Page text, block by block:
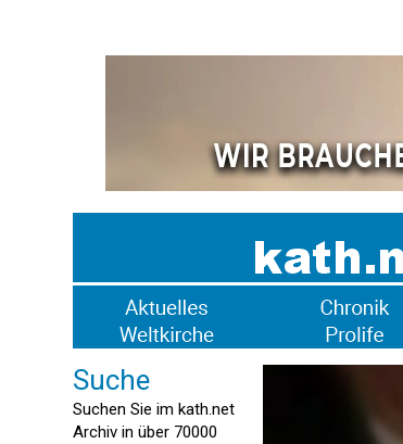
Suche
Suchen Sie im kath.net
Archiv in über 70000